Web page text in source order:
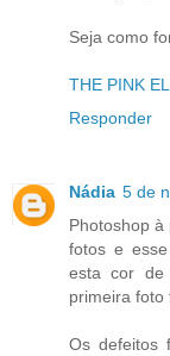
Seja como
THE PINK
Responder
Nádia 5 de
Photoshop
fotos e
esta cor
primeira foto
Os defeitos